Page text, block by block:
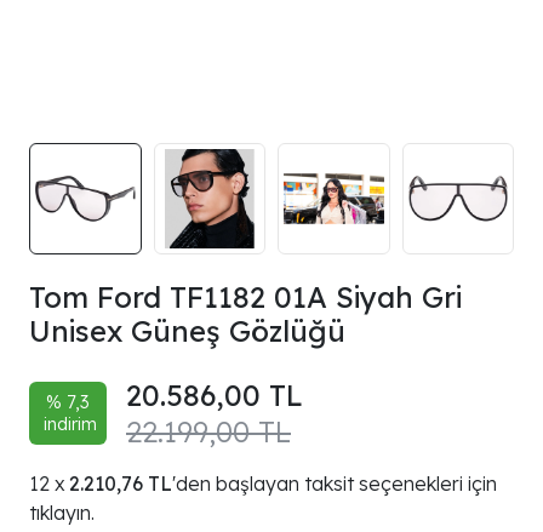
Tom Ford TF1182 01A Siyah Gri
Unisex Güneş Gözlüğü
% 7,3
indirim
22.199,00 TL
20.586,00 TL
2.210,76 TL'den başlayan taksit seçenekleri için
tıklayın.